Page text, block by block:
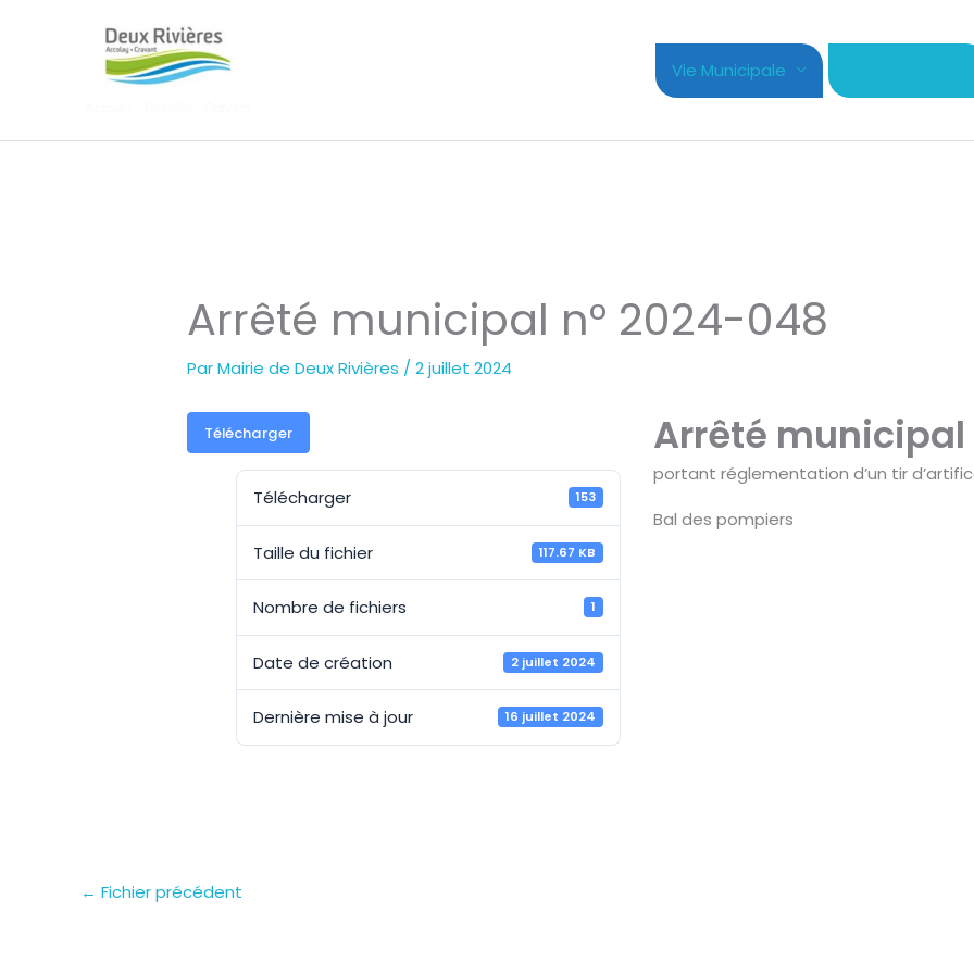
Vie Municipale
Arrêté municipal n° 2024-048
ParMairie de Deux Rivières /2 juillet 2024
Télécharger
Télécharger 153
Taille du fichier 117.67 KB
Nombre de fichiers 1
Date de création 2 juillet 2024
Dernière mise à jour 16 juillet 2024
Arrêté municipal
portant réglementation d’un tir
Bal des pompiers
← Fichier précédent